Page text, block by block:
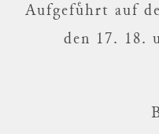
Aufgefuͤhrt auf
den 17. 18.